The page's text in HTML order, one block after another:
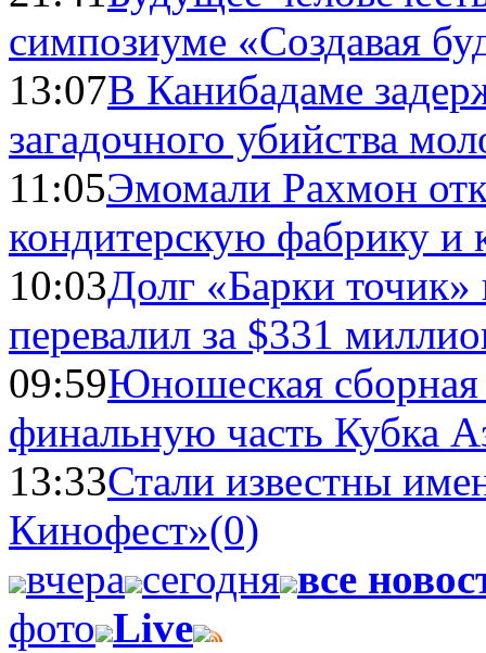
симпозиуме «Создавая
13:07В Канибадаме
загадочного убийства
11:05Эмомали Рахмон
кондитерскую фабрику и
10:03Долг «Барки
перевалил за $331
09:59Юношеская
финальную часть Кубка
13:33Стали известны
Кинофест»(0)
вчера сегодня все
фото Live